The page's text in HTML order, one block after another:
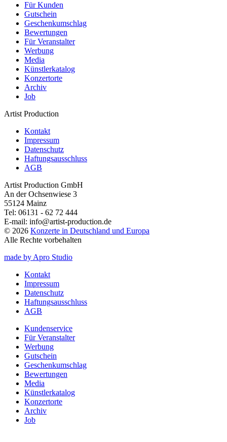
Für Kunden
Gutschein
Geschenkumschlag
Bewertungen
Für Veranstalter
Werbung
Media
Künstlerkatalog
Konzertorte
Archiv
Job
Artist Production
Kontakt
Impressum
Datenschutz
Haftungsausschluss
AGB
Artist Production GmbH
An der Ochsenwiese 3
55124 Mainz
Tel: 06131 - 62 72 444
E-mail: info@artist-production.de
© 2026 Konzerte in Deutschland und Europa
Alle Rechte vorbehalten
made by Apro Studio
Kontakt
Impressum
Datenschutz
Haftungsausschluss
AGB
Kundenservice
Für Veranstalter
Werbung
Gutschein
Geschenkumschlag
Bewertungen
Media
Künstlerkatalog
Konzertorte
Archiv
Job